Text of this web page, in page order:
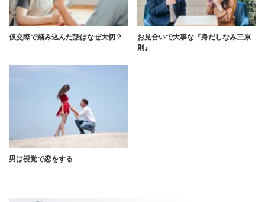
仮交際で踏み込んだ話はなぜ大切？
お見合いで大事な『身だしなみ三原
則』
男は視覚で恋をする